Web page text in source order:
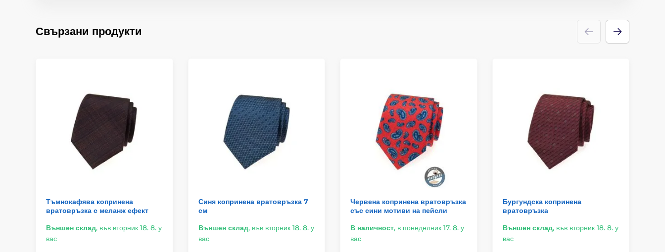
Свързани продукти
Тъмнокафява копринена
вратовръзка с меланж ефект
Външен склад, във вторник 18. 8. у
вас
Синя копринена вратовръзка 7
см
Външен склад, във вторник 18. 8. у
вас
Червена копринена вратовръзка
със сини мотиви на пейсли
В наличност, в понеделник 17. 8. у
вас
Бургундска копринена
вратовръзка
Външен склад, във вторник 18. 8. у
вас